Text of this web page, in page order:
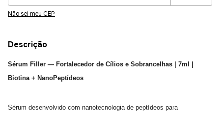
Não sei meu CEP
Descrição
Sérum Filler — Fortalecedor de Cílios e Sobrancelhas | 7ml |
Biotina + NanoPeptídeos
Sérum desenvolvido com nanotecnologia de peptídeos para